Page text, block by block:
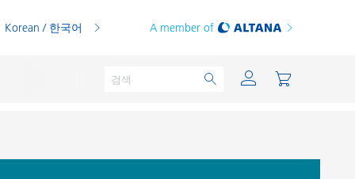
Korean / 한국어 A member of